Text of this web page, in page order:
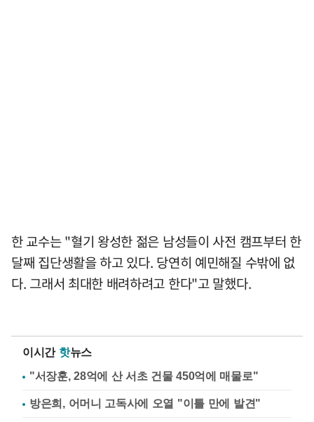
한 교수는 "혈기 왕성한 젊은 남성들이 사전 캠프부터 한
달째 집단생활을 하고 있다. 당연히 예민해질 수밖에 없
다. 그래서 최대한 배려하려고 한다"고 말했다.
이시간 핫뉴스
"서장훈, 28억에 산 서초 건물 450억에 매물로"
방은희, 어머니 고독사에 오열 "이틀 만에 발견"